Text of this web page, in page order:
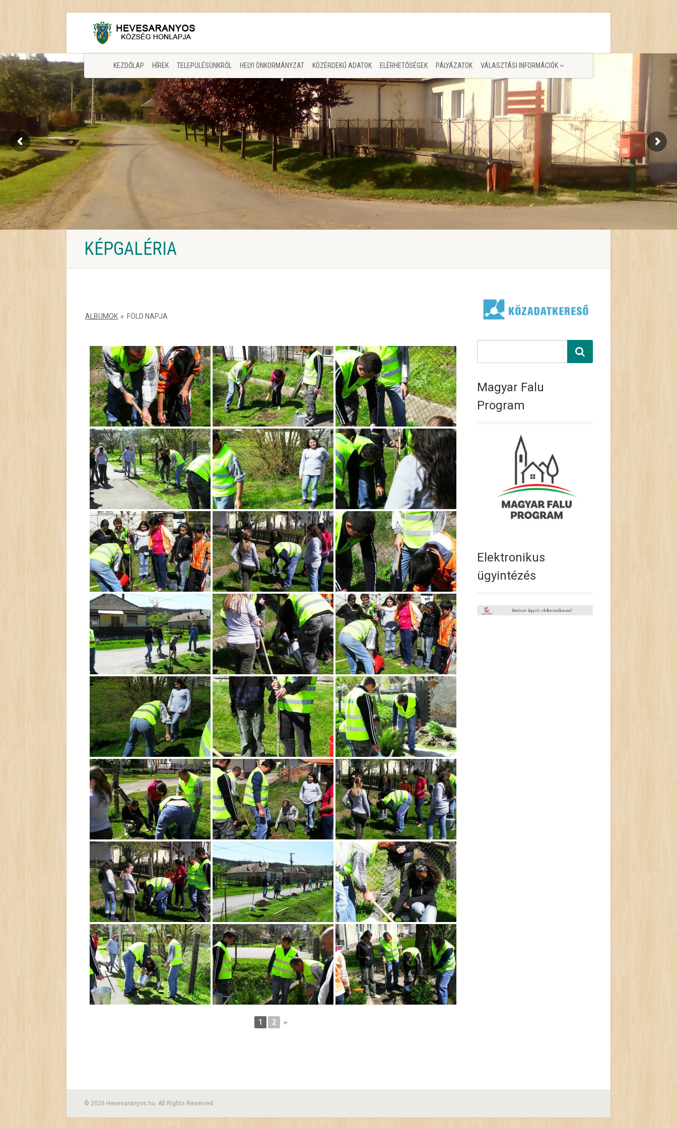
KEZDŐLAP HÍREK TELEPÜLÉSÜNKRŐL HELYI ÖNKORMÁNYZAT KÖZÉRDEKŰ ADATOK ELÉRHETŐSÉGEK PÁLYÁZATOK VÁLASZTÁSI INFORMÁCIÓK
KÉPGALÉRIA
ALBUMOK » FÖLD NAPJA
1 2 ►
Magyar Falu
Program
Elektronikus
ügyintézés
© 2026 Hevesaranyos.hu. All Rights Reserved